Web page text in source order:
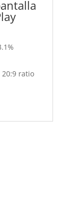
20:9 ratio